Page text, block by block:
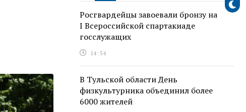
Росгвардейцы завоевали бронзу на
I Всероссийской спартакиаде
госслужащих
14:54
В Тульской области День
физкультурника объединил более
6000 жителей